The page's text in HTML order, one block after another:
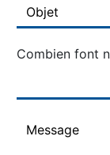
Combien font